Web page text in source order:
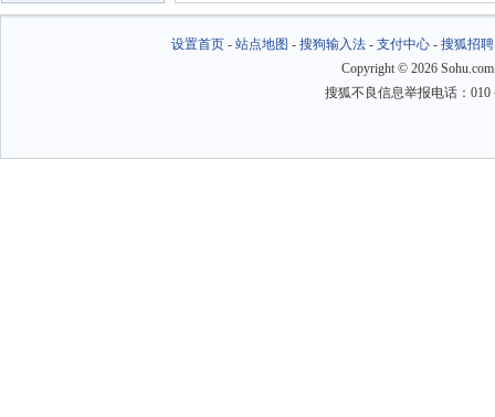
设置首页- 站点地图 - 搜狗输入法- 支付中心- 搜狐招聘
Copyright © 2026
搜狐不良信息举报电话：010